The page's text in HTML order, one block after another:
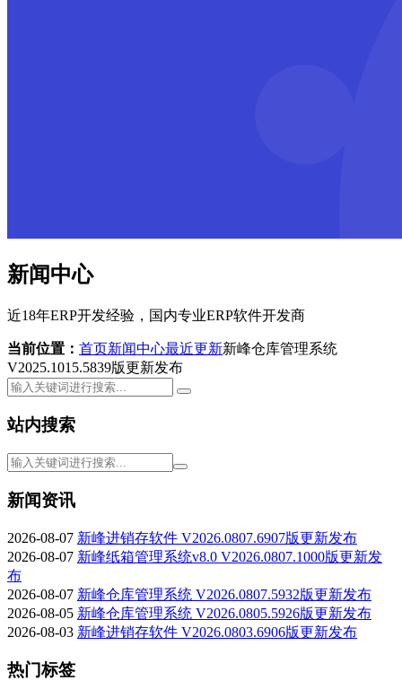
新闻中心
近18年ERP开发经验，国内专业ERP软件开发商
当前位置： 首页新闻中心最近更新新峰仓库管理系统
V2025.1015.5839版更新发布
站内搜索
新闻资讯
2026-08-07 新峰进销存软件 V2026.0807.6907版更新发布
2026-08-07 新峰纸箱管理系统v8.0 V2026.0807.1000版更新发
布
2026-08-07 新峰仓库管理系统 V2026.0807.5932版更新发布
2026-08-05 新峰仓库管理系统 V2026.0805.5926版更新发布
2026-08-03 新峰进销存软件 V2026.0803.6906版更新发布
热门标签